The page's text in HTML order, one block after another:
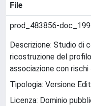
File
prod_483856-
Descrizione: Studio di
ricostruzione del
associazione con
Tipologia: Versione
Licenza: Dominio